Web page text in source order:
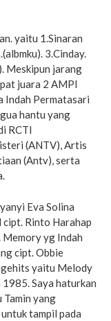
yaitu 1.Sinaran
3.Cinday.
Meskipun jarang
juara 2 AMPI
Indah Permatasari
hantu yang
RCTI
(ANTV), Artis
(Antv), serta
Eva Solina
cipt. Rinto Harahap
Memory yg Indah
cipt. Obbie
yaitu Melody
Saya haturkan
Tamin yang
tampil pada